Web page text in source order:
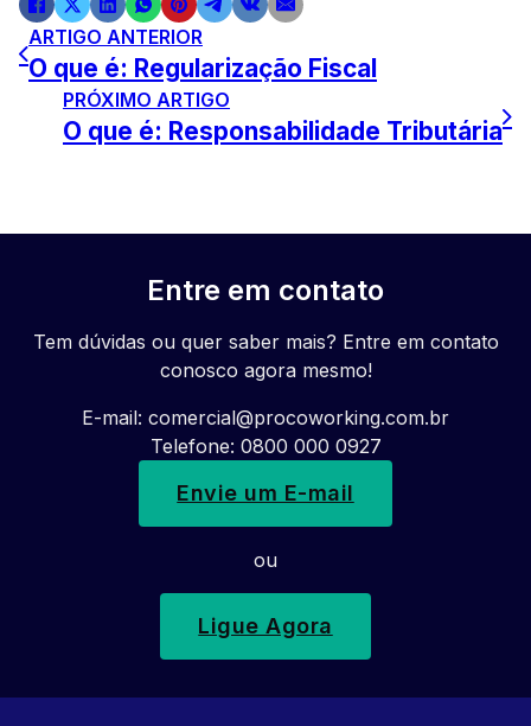
ARTIGO ANTERIOR
O que é: Regularização Fiscal
PRÓXIMO ARTIGO
O que é: Responsabilidade Tributária
Entre em contato
Tem dúvidas ou quer saber mais? Entre em contato
conosco agora mesmo!
E-mail: comercial@procoworking.com.br
Telefone: 0800 000 0927
Envie um E-mail
ou
Ligue Agora